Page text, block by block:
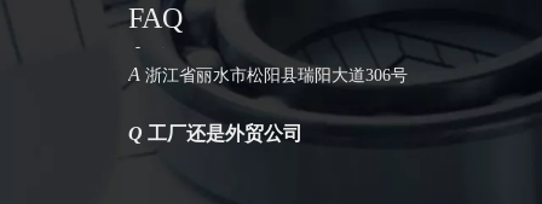
FAQ
Q公司地址在哪里
A 浙江省丽水市松阳县瑞阳大道306号
Q 工厂还是外贸公司